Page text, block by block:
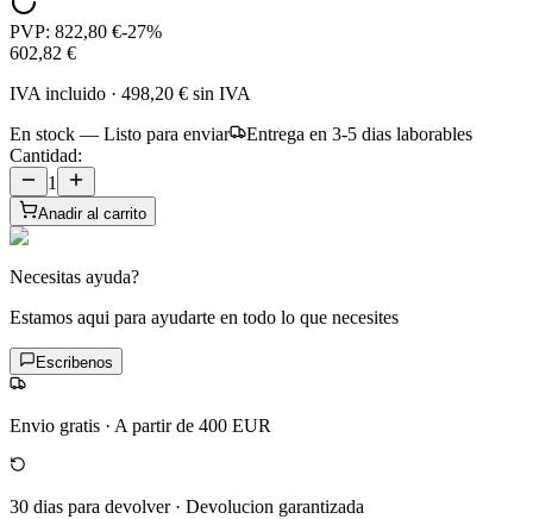
PVP: 822,80 €-27%
602,82 €
IVA incluido · 498,20 € sin IVA
En stock — Listo para enviar
Entrega en 3-5 dias laborables
Cantidad:
1
Anadir al carrito
Necesitas ayuda?
Estamos aqui para ayudarte en todo lo que necesites
Escribenos
Envio gratis · A partir de 400 EUR
30 dias para devolver· Devolucion garantizada